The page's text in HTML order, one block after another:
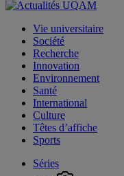
Vie universitaire
Société
Recherche
Innovation
Environnement
Santé
International
Culture
Têtes d’affiche
Sports
Séries